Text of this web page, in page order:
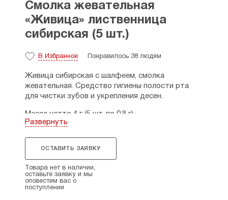
Смолка жевательная
«Живица» лиственница
сибирская (5 шт.)
В Избранное Понравилось 38 людям
Живица сибирская с шалфеем, смолка
жевательная. Средство гигиены полости рта
для чистки зубов и укрепления десен.
Масса нетто 4 г (5 шт. по 0,8 г).
Применение: перед употреблением продукт
разогреть во рту в течение 5-10 секунд.
Рекомендуется жевать после приема пищи. Не
глотать. Смолка безопасна по частоте
Развернуть
ОСТАВИТЬ ЗАЯВКУ
Товара нет в наличии,
оставьте заявку и мы
оповестим вас о
поступлении